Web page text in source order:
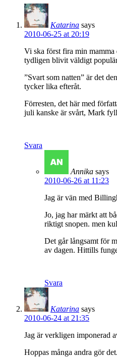
Katarina says
2010-06-25 at 20:19
Vi ska först fira min mamma
tydligen blivit väldigt
”Svart som natten” är det
tycker lika efteråt.
Förresten, det här med
juli kanske är svårt, Mark
Svara
Annika says
2010-06-26 at 11:23
Jag är vän med
Jo, jag har märkt att
riktigt snopen. men
Det går långsamt för
av dagen. Hittills
Svara
Katarina says
2010-06-24 at 21:35
Jag är verkligen imponerad
Hoppas många andra gör